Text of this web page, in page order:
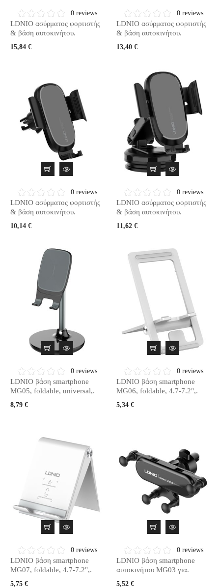
0 reviews
LDNIO ασύρματος φορτιστής
& βάση αυτοκινήτου.
15,84 €
0 reviews
LDNIO ασύρματος φορτιστής
& βάση αυτοκινήτου.
13,40 €
0 reviews
LDNIO ασύρματος φορτιστής
& βάση αυτοκινήτου.
10,14 €
0 reviews
LDNIO ασύρματος φορτιστής
& βάση αυτοκινήτου.
11,62 €
0 reviews
LDNIO βάση smartphone
MG05, foldable, universal,.
8,79 €
0 reviews
LDNIO βάση smartphone
MG06, foldable, 4.7-7.2",.
5,34 €
0 reviews
LDNIO βάση smartphone
MG07, foldable, 4.7-7.2",.
5,75 €
0 reviews
LDNIO βάση smartphone
αυτοκινήτου MG03 για.
5,52 €